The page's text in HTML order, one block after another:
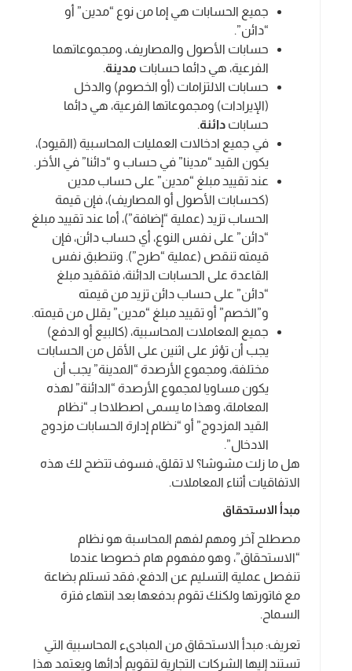
جميع الحسابات هي إما من نوع “مدين” أو
“دائن”.
حسابات الأصول والمصاريف، ومجموعاتهما
الفرعية، هي دائما حسابات مدينة.
حسابات الالتزامات (أو الخصوم) والدخل
(الإيرادات) ومجموعاتها الفرعية، هي دائما
حسابات دائنة.
في جميع ادخالات العمليات المحاسبية (القيود)،
يكون القيد “مدينا” في حساب و “دائنا” في الأخر.
عند تقييد مبلغ “مدين” على حساب مدين
(كحسابات الأصول أو المصاريف)، فإن قيمة
الحساب تزيد (عملية “إضافة”)، أما عند تقييد مبلغ
“دائن” على نفس النوع، أي حساب دائن، فإن
قيمته تنقص (عملية “طرح”). وتنطبق نفس
القاعدة على الحسابات الدائنة، فتققيد مبلغ
“دائن” على حساب دائن تزيد من قيمته
و”الخصم” أو تقييد مبلغ “مدين” يقلل من قيمته.
جميع المعاملات المحاسبية، (كالبيع أو الدفع)
يجب أن تؤثر على اثنين على الأقل من الحسابات
مختلفة، ومجموع الأرصدة “المدينة” يجب أن
يكون مساويا لمجموع الأرصدة “الدائنة” لهذه
المعاملة، وهذا ما يسمى اصطلاحا بـ “نظام
القيد المزدوج” أو “نظام إدارة الحسابات مزدوج
الادخال”.
هل ما زلت مشوشا؟ لا تقلق، فسوف تتضح لك هذه
الاتفاقيات أثناء المعاملات.
مبدأ الاستحقاق
مصطلح آخر ومهم لفهم المحاسبة هو نظام
“الاستحقاق”، وهو مفهوم هام خصوصا عندما
تنفصل عملية التسليم عن الدفع، فقد تستلم بضاعة
مع فاتورتها ولكنك تقوم بدفعها بعد انتهاء فترة
السماح.
تعريف: مبدأ الاستحقاق من المبادىء المحاسبية التي
تستند إليها الشركات التجارية لتقويم أدائها ويعتمد هذا